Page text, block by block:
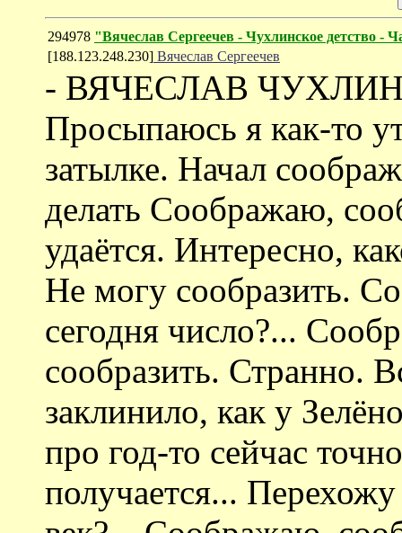
294978 "Вячеслав Сергеечев - Чухлинское детство -
[188.123.248.230] Вячеслав Сергеечев
- ВЯЧЕСЛАВ
Просыпаюсь я как-то
затылке. Начал
делать Соображаю,
удаётся. Интересно,
Не могу сообразить.
сегодня число?...
сообразить. Странно.
заклинило, как у
про год-то сейчас
получается...